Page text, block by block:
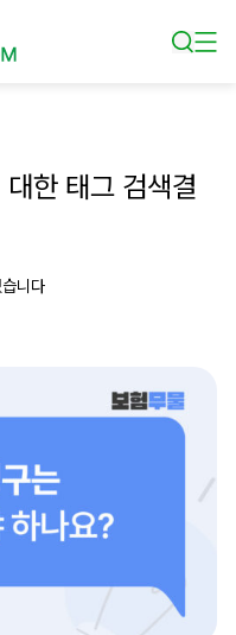
대한 태그 검색결
니다